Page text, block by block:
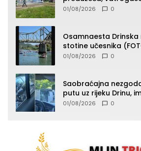
vatru (FOTO)
01/08/2026 0
Osamnaesta
stotine učesnika
01/08/2026 0
Saobraćajna
putu uz rijeku Drinu,
lica (FOTO)
01/08/2026 0